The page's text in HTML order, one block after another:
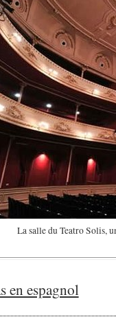
La salle du Teatro Solis,
en espagnol